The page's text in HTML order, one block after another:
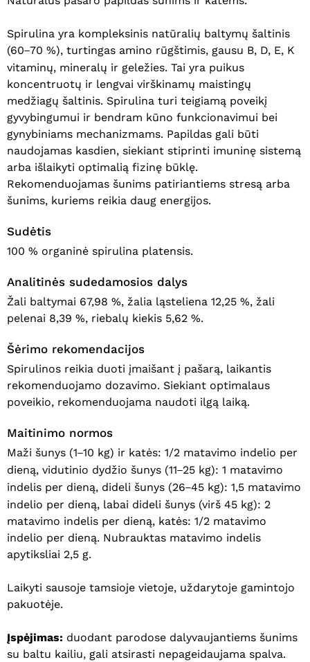
Krepšelyje nėra produktų.
Spirulina yra kompleksinis natūralių baltymų šaltinis
(60–70 %), turtingas amino rūgštimis, gausu B, D, E, K
vitaminų, mineralų ir geležies. Tai yra puikus
koncentruotų ir lengvai virškinamų maistingų
medžiagų šaltinis. Spirulina turi teigiamą poveikį
gyvybingumui ir bendram kūno funkcionavimui bei
gynybiniams mechanizmams. Papildas gali būti
naudojamas kasdien, siekiant stiprinti imuninę sistemą
arba išlaikyti optimalią fizinę būklę.
Rekomenduojamas šunims patiriantiems stresą arba
šunims, kuriems reikia daug energijos.
Sudėtis
100 % organinė spirulina platensis.
Analitinės sudedamosios dalys
Žali baltymai 67,98 %, žalia ląsteliena 12,25 %, žali
pelenai 8,39 %, riebalų kiekis 5,62 %.
Šėrimo rekomendacijos
Spirulinos reikia duoti įmaišant į pašarą, laikantis
rekomenduojamo dozavimo. Siekiant optimalaus
poveikio, rekomenduojama naudoti ilgą laiką.
Maitinimo normos
Maži šunys (1–10 kg) ir katės: 1/2 matavimo indelio per
dieną, vidutinio dydžio šunys (11–25 kg): 1 matavimo
indelis per dieną, dideli šunys (26–45 kg): 1,5 matavimo
indelio per dieną, labai dideli šunys (virš 45 kg): 2
matavimo indelis per dieną, katės: 1/2 matavimo
indelio per dieną. Nubrauktas matavimo indelis
apytiksliai 2,5 g.
Laikyti sausoje tamsioje vietoje, uždarytoje gamintojo
pakuotėje.
Įspėjimas: duodant parodose dalyvaujantiems šunims
su baltu kailiu, gali atsirasti nepageidaujama spalva.